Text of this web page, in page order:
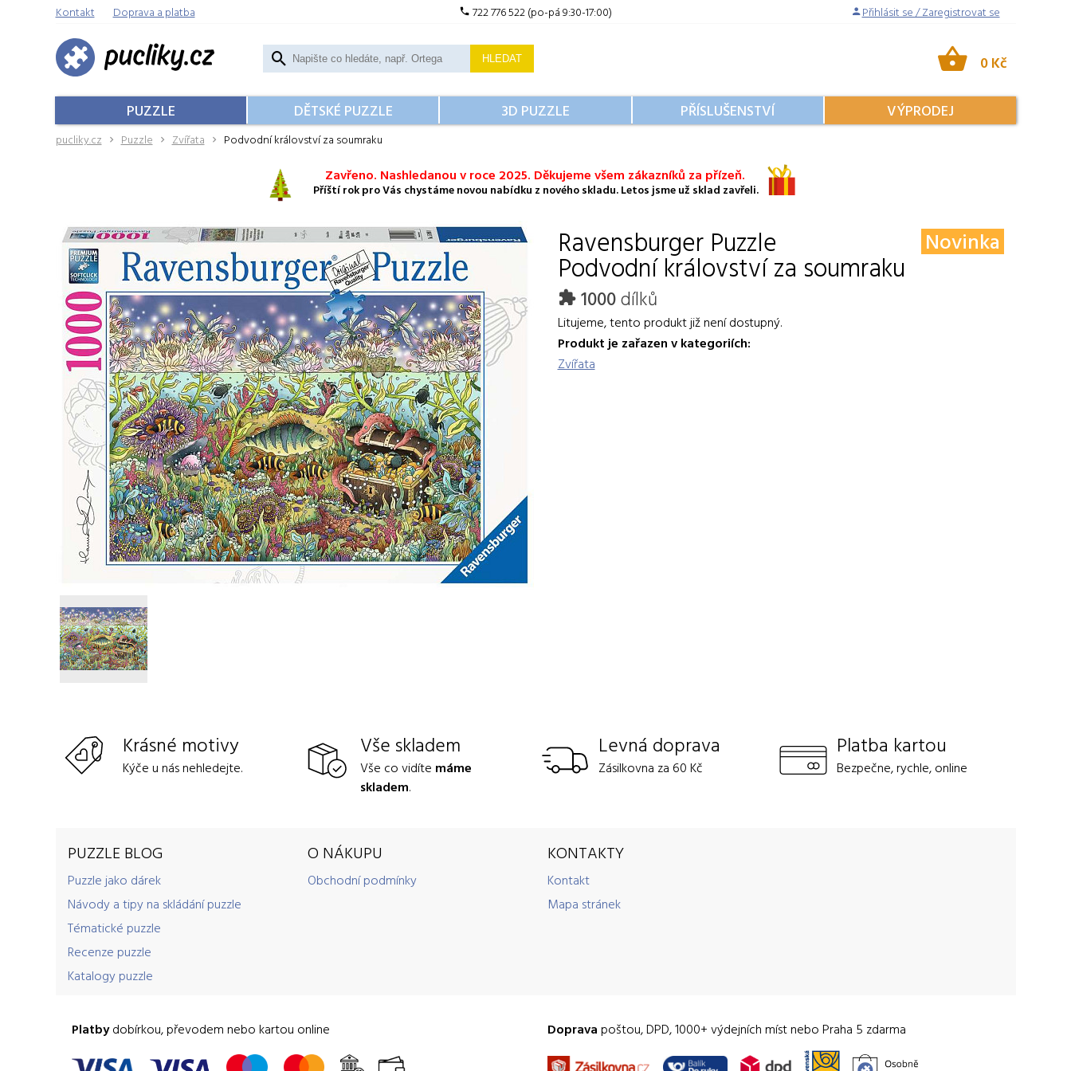
Kontakt Doprava a platba 722 776 522 (po-pá 9:30-17:00) Přihlásit se / Zaregistrovat se
HLEDAT 0 Kč
PUZZLE DĚTSKÉ PUZZLE 3D PUZZLE PŘÍSLUŠENSTVÍ VÝPRODEJ
pucliky.cz Puzzle Zvířata Podvodní království za soumraku
Zavřeno. Nashledanou v roce 2025. Děkujeme všem zákazníků za přízeň.
Příští rok pro Vás chystáme novou nabídku z nového skladu. Letos jsme už sklad zavřeli.
RavensburgerPuzzle
Podvodní království za soumraku
Novinka
1000dílků
Litujeme, tento produkt již není dostupný.
Produkt je zařazen v kategoriích:
Zvířata
Krásné motivy
Kýče u nás nehledejte.
Vše skladem
Vše co vidíte máme
skladem.
Levná doprava
Zásilkovna za 60 Kč
Platba kartou
Bezpečne, rychle, online
PUZZLE BLOG
Puzzle jako dárek
Návody a tipy na skládání puzzle
Tématické puzzle
Recenze puzzle
Katalogy puzzle
O NÁKUPU
Obchodní podmínky
KONTAKTY
Kontakt
Mapa stránek
Platbydobírkou, převodem nebo kartou online Doprava poštou, DPD, 1000+ výdejních míst nebo Praha 5 zdarma